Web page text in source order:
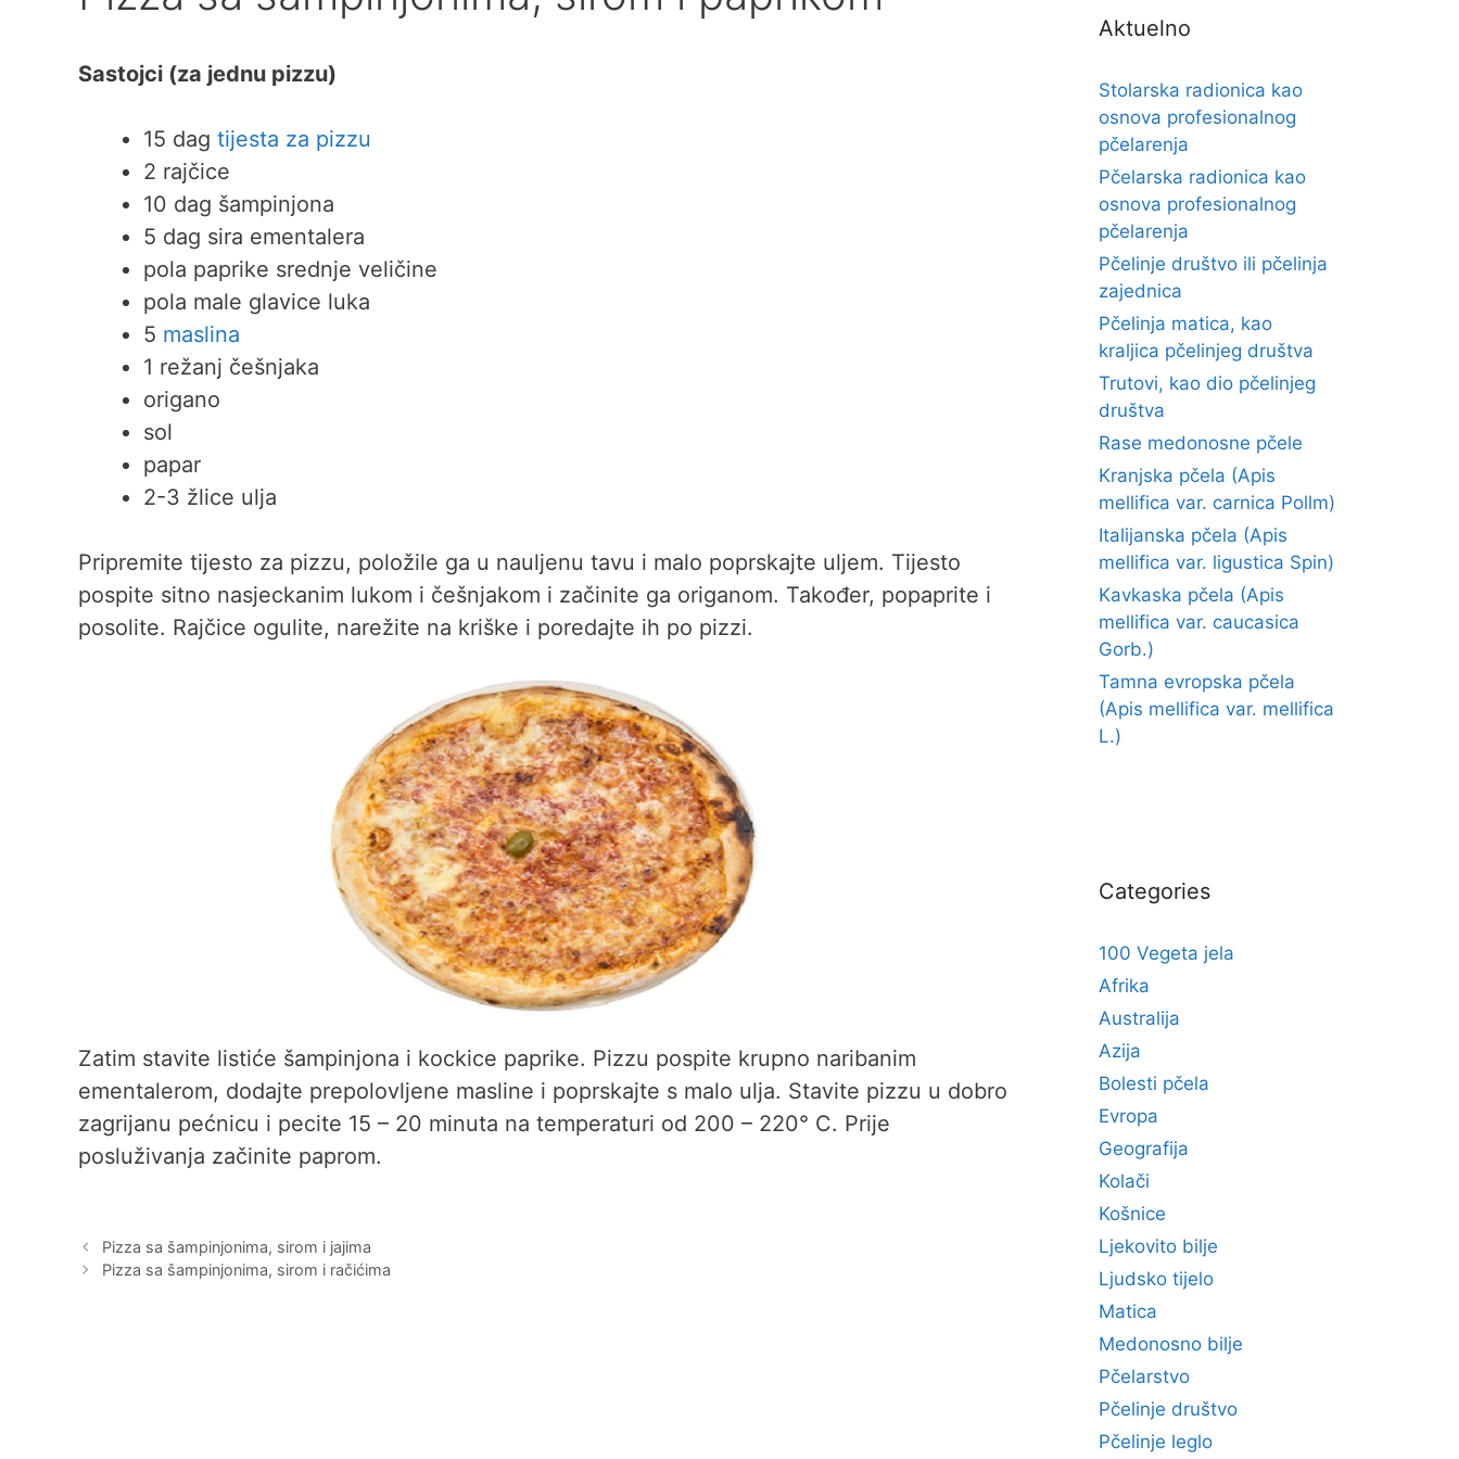
Sastojci (za jednu pizzu)
15 dag tijesta za pizzu
2 rajčice
10 dag šampinjona
5 dag sira ementalera
pola paprike srednje veličine
pola male glavice luka
5 maslina
1 režanj češnjaka
origano
sol
papar
2-3 žlice ulja
Pripremite tijesto za pizzu, položile ga u nauljenu tavu i malo poprskajte uljem. Tijesto
pospite sitno nasjeckanim lukom i češnjakom i začinite ga origanom. Također, popaprite i
posolite. Rajčice ogulite, narežite na kriške i poredajte ih po pizzi.
Zatim stavite listiće šampinjona i kockice paprike. Pizzu pospite krupno naribanim
ementalerom, dodajte prepolovljene masline i poprskajte s malo ulja. Stavite pizzu u dobro
zagrijanu pećnicu i pecite 15 – 20 minuta na temperaturi od 200 – 220° C. Prije
posluživanja začinite paprom.
Pizza sa šampinjonima, sirom i jajima
Pizza sa šampinjonima, sirom i račićima
Aktuelno
Stolarska radionica kao
osnova profesionalnog
pčelarenja
Pčelarska radionica kao
osnova profesionalnog
pčelarenja
Pčelinje društvo ili pčelinja
zajednica
Pčelinja matica, kao
kraljica pčelinjeg društva
Trutovi, kao dio pčelinjeg
društva
Rase medonosne pčele
Kranjska pčela (Apis
mellifica var. carnica Pollm)
Italijanska pčela (Apis
mellifica var. ligustica Spin)
Kavkaska pčela (Apis
mellifica var. caucasica
Gorb.)
Tamna evropska pčela
(Apis mellifica var. mellifica
L.)
Categories
100 Vegeta jela
Afrika
Australija
Azija
Bolesti pčela
Evropa
Geografija
Kolači
Košnice
Ljekovito bilje
Ljudsko tijelo
Matica
Medonosno bilje
Pčelarstvo
Pčelinje društvo
Pčelinje leglo